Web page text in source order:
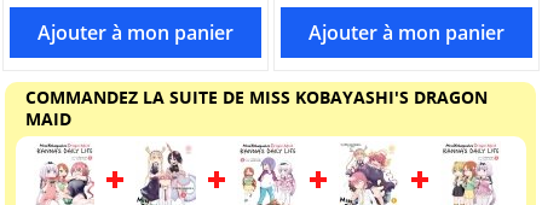
COMMANDEZ LA SUITE DE MISS KOBAYASHI'S DRAGON
MAID